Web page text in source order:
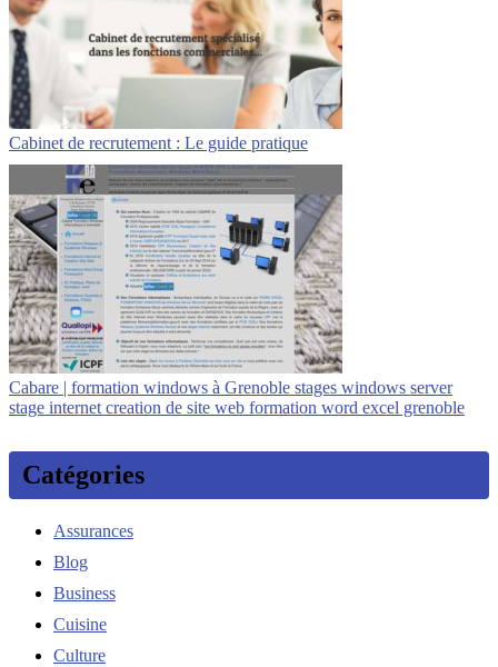
Cabinet de recrutement : Le guide pratique
Cabare | formation windows à Grenoble stages windows server
stage internet creation de site web formation word excel grenoble
Catégories
Assurances
Blog
Business
Cuisine
Culture